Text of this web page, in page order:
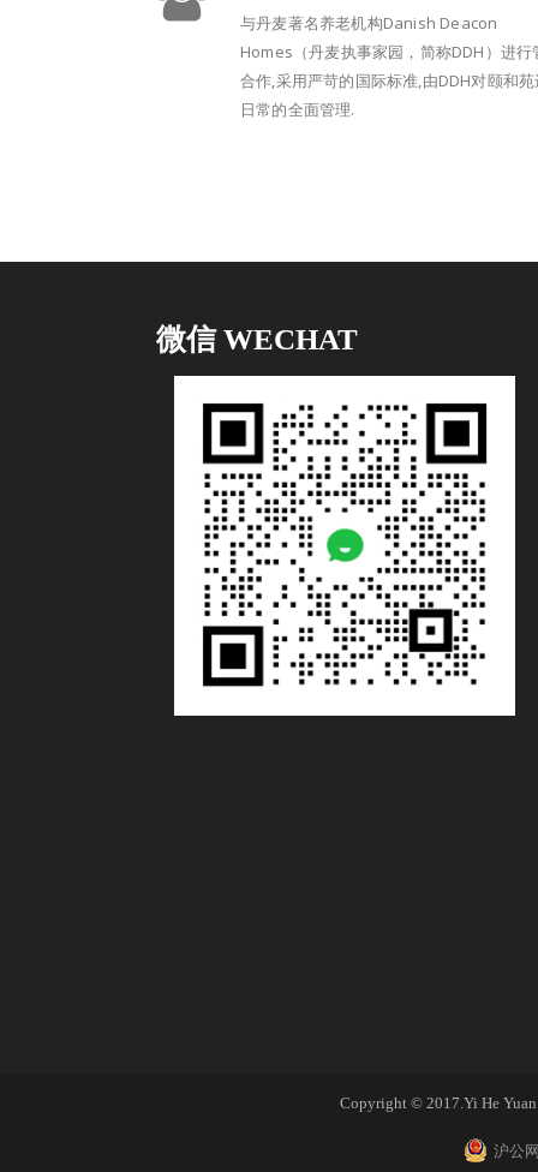
与丹麦著名养老机构Danish Deacon
Homes（丹麦执事家园，简称DDH）进行
合作,采用严苛的国际标准,由DDH对颐和
日常的全面管理.
微信 WECHAT
Copyright © 2017.Yi He
沪公